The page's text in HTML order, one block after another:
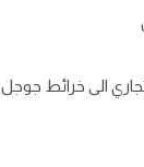
الى خرائط جوجل